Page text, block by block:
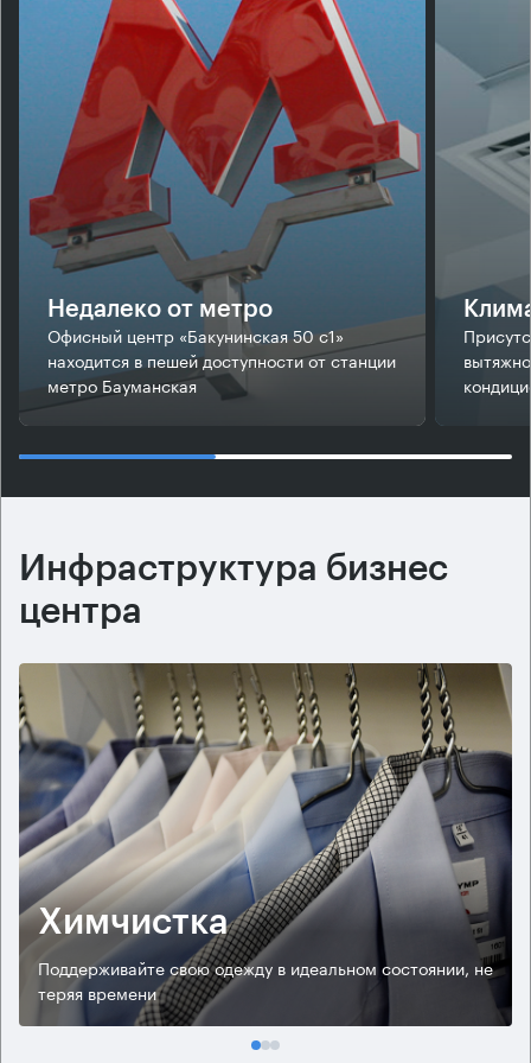
Недалеко от метро
Офисный центр «Бакунинская 50 с1»
находится в пешей доступности от станции
метро Бауманская
Инфраструктура бизнес
центра
Химчистка
Поддерживайте свою одежду в идеальном состоянии, не
теряя времени